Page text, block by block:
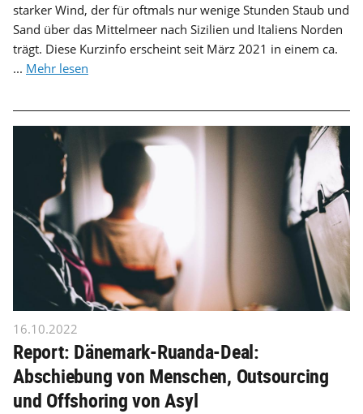
starker Wind, der für oftmals nur wenige Stunden Staub und
Sand über das Mittelmeer nach Sizilien und Italiens Norden
trägt. Diese Kurzinfo erscheint seit März 2021 in einem ca.
... Mehr lesen
16.10.2022
Report: Dänemark-Ruanda-Deal:
Abschiebung von Menschen, Outsourcing
und Offshoring von Asyl